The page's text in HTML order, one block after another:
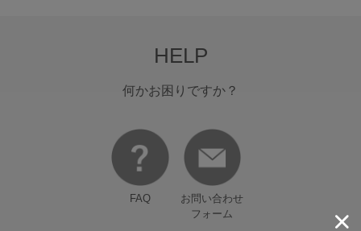
HELP
何かお困りですか？
FAQ
お問い合わせ
フォーム